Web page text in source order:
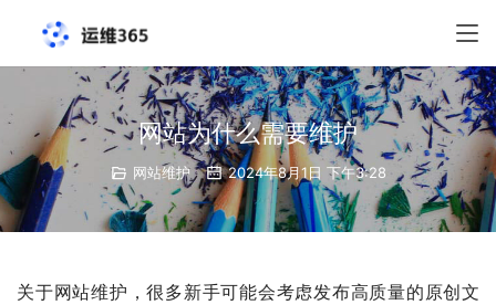
网站为什么需要维护
网站维护 2024年8月1日 下午3:28
关于网站维护，很多新手可能会考虑发布高质量的原创文